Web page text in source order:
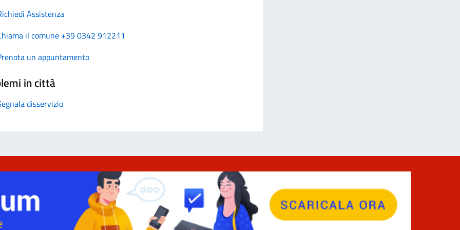
Assistenza
il comune +39 0342 912211
un appuntamento
in città
disservizio